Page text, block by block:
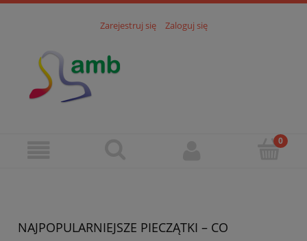
Zarejestruj się Zaloguj się
NAJPOPULARNIEJSZE PIECZĄTKI – CO